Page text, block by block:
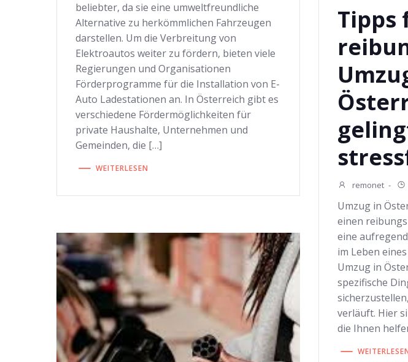
beliebter, da sie eine umweltfreundliche
Alternative zu herkömmlichen Fahrzeugen
darstellen. Um die Verbreitung von
Elektroautos weiter zu fördern, bieten viele
Regierungen und Organisationen
Förderprogramme für die Installation von E-
Auto Ladestationen an. In Österreich gibt es
verschiedene Fördermöglichkeiten für
private Haushalte, Unternehmen und
Gemeinden, die […]
WEITERLESEN
Tipps
remonet -
Umzug in
einen
eine
im Leben
Umzug in
spezifische
verläuft. Hier
die Ihnen